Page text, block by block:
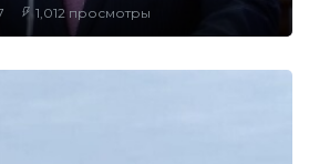
1,012 просмотры